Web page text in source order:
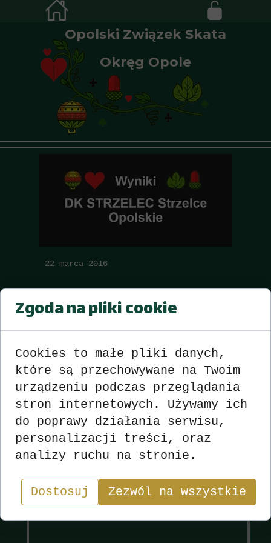
Opolski Związek Skata
Okręg Opole
Wyniki Sekcja
22 marca 2016
Strzelce Op. sezon 2015-2016
Turniej nr 29 z dnia 22.03.2016
r.
Wyniki >>> zobacz <<<
"W skacie wygrywa nie ten, kto ma najlepsze karty,
lecz ten, kto najlepiej nimi gra.”
Zgoda na pliki cookie
Cookies to małe pliki danych,
które są przechowywane na Twoim
urządzeniu podczas przeglądania
stron internetowych. Używamy ich
do poprawy działania serwisu,
personalizacji treści, oraz
analizy ruchu na stronie.
Dostosuj Zezwól na wszystkie